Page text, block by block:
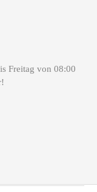
Freitag von 08:00